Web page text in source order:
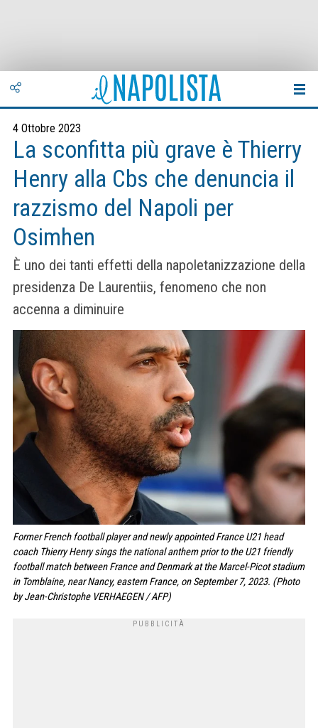
4 Ottobre 2023
La sconfitta più grave è Thierry
Henry alla Cbs che denuncia il
razzismo del Napoli per
Osimhen
È uno dei tanti effetti della napoletanizzazione della
presidenza De Laurentiis, fenomeno che non
accenna a diminuire
Former French football player and newly appointed France U21 head
coach Thierry Henry sings the national anthem prior to the U21 friendly
football match between France and Denmark at the Marcel-Picot stadium
in Tomblaine, near Nancy, eastern France, on September 7, 2023. (Photo
by Jean-Christophe VERHAEGEN / AFP)